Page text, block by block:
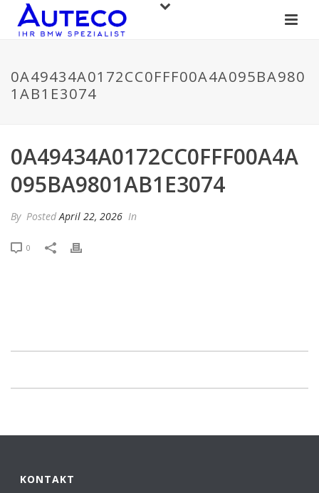
0A49434A0172CC0FFF00A4A095BA980
1AB1E3074
0A49434A0172CC0FFF00A4A
095BA9801AB1E3074
By PostedApril 22, 2026 In
0
KONTAKT